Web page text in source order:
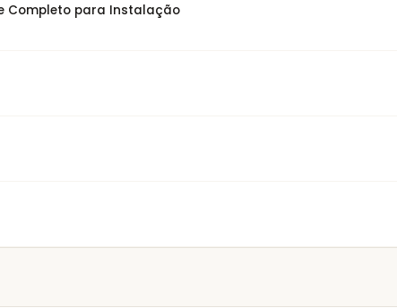
Completo para Instalação